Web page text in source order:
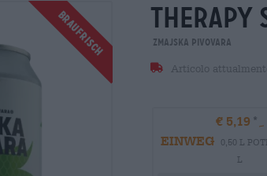
BRAUFRISCH therapy
Zmajska Pivovara
Articolo
€ 5,19
EINWEG
0,50 L
L